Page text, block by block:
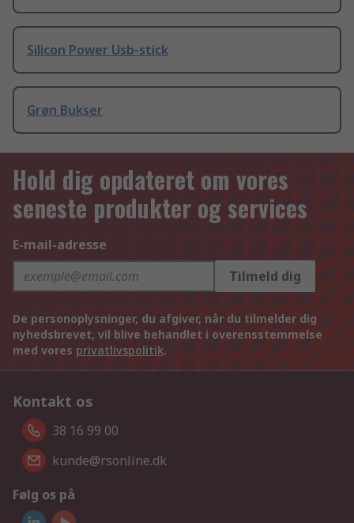
Silicon Power Usb-stick
Grøn Bukser
Hold dig opdateret om vores
seneste produkter og services
E-mail-adresse
Tilmeld dig
De personoplysninger, du afgiver, når du tilmelder dig
nyhedsbrevet, vil blive behandlet i overensstemmelse
med vores privatlivspolitik.
Kontakt os
38 16 99 00
kunde@rsonline.dk
Følg os på